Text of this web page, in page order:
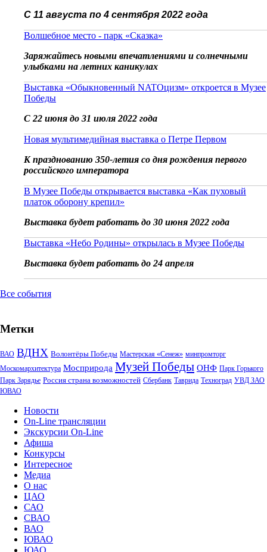
С 11 августа по 4 сентября 2022 года
Волшебное место - парк «Сказка»
Заряжайтесь новыми впечатлениями и солнечными
улыбками на летних каникулах
Выставка «Обыкновенный NATOцизм» откроется в Музее
Победы
С 22 июня до 31 июля 2022 года
Новая мультимедийная выставка о Петре Первом
К празднованию 350-летия со дня рождения первого
российского императора
В Музее Победы открывается выставка «Как пуховый
платок оборону крепил»
Выставка будет работать до 30 июня 2022 года
Выставка «Небо Родины» открылась в Музее Победы
Выставка будет работать до 24 апреля
Все события
Метки
ВАО ВДНХ Волонтёры Победы Мастерская «Сенеж» минпромторг
Москомархитектура Мосприрода Музей Победы ОНФ Парк Горького
Парк Зарядье Россия страна возможностей Сбербанк Таврида Техноград УВД ЗАО
ЮВАО
Новости
On-Line трансляции
Экскурсии On-Line
Афиша
Конкурсы
Интересное
Медиа
О нас
ЦАО
САО
СВАО
ВАО
ЮВАО